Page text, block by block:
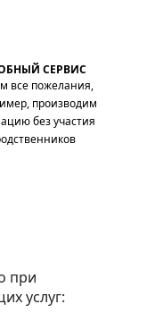
СЕРВИС
все пожелания,
производим
без участия
при
услуг: